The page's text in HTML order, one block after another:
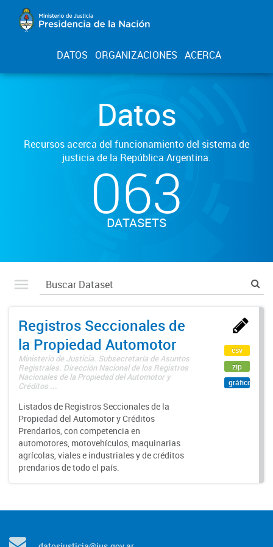
DATOS ORGANIZACIONES ACERCA
Datos
Recursos acerca del funcionamiento del sistema de
justicia de la República Argentina.
063
DATASETS
Registros Seccionales de
la Propiedad Automotor
Ministerio de Justicia. Subsecretaría de Asuntos
Registrales. Dirección Nacional de los Registros
Nacionales de la Propiedad del Automotor y
Créditos ...
Listados de Registros Seccionales de la
Propiedad del Automotor y Créditos
Prendarios, con competencia en
automotores, motovehículos, maquinarias
agrícolas, viales e industriales y de créditos
prendarios de todo el país.
csv
zip
gráfico